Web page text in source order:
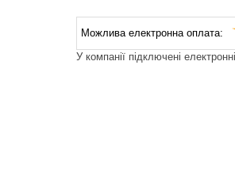
У компанії підключені